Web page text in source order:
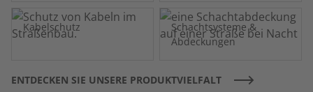
Kabelschutz
Schachtsysteme &
Abdeckungen
ENTDECKEN SIE UNSERE PRODUKTVIELFALT